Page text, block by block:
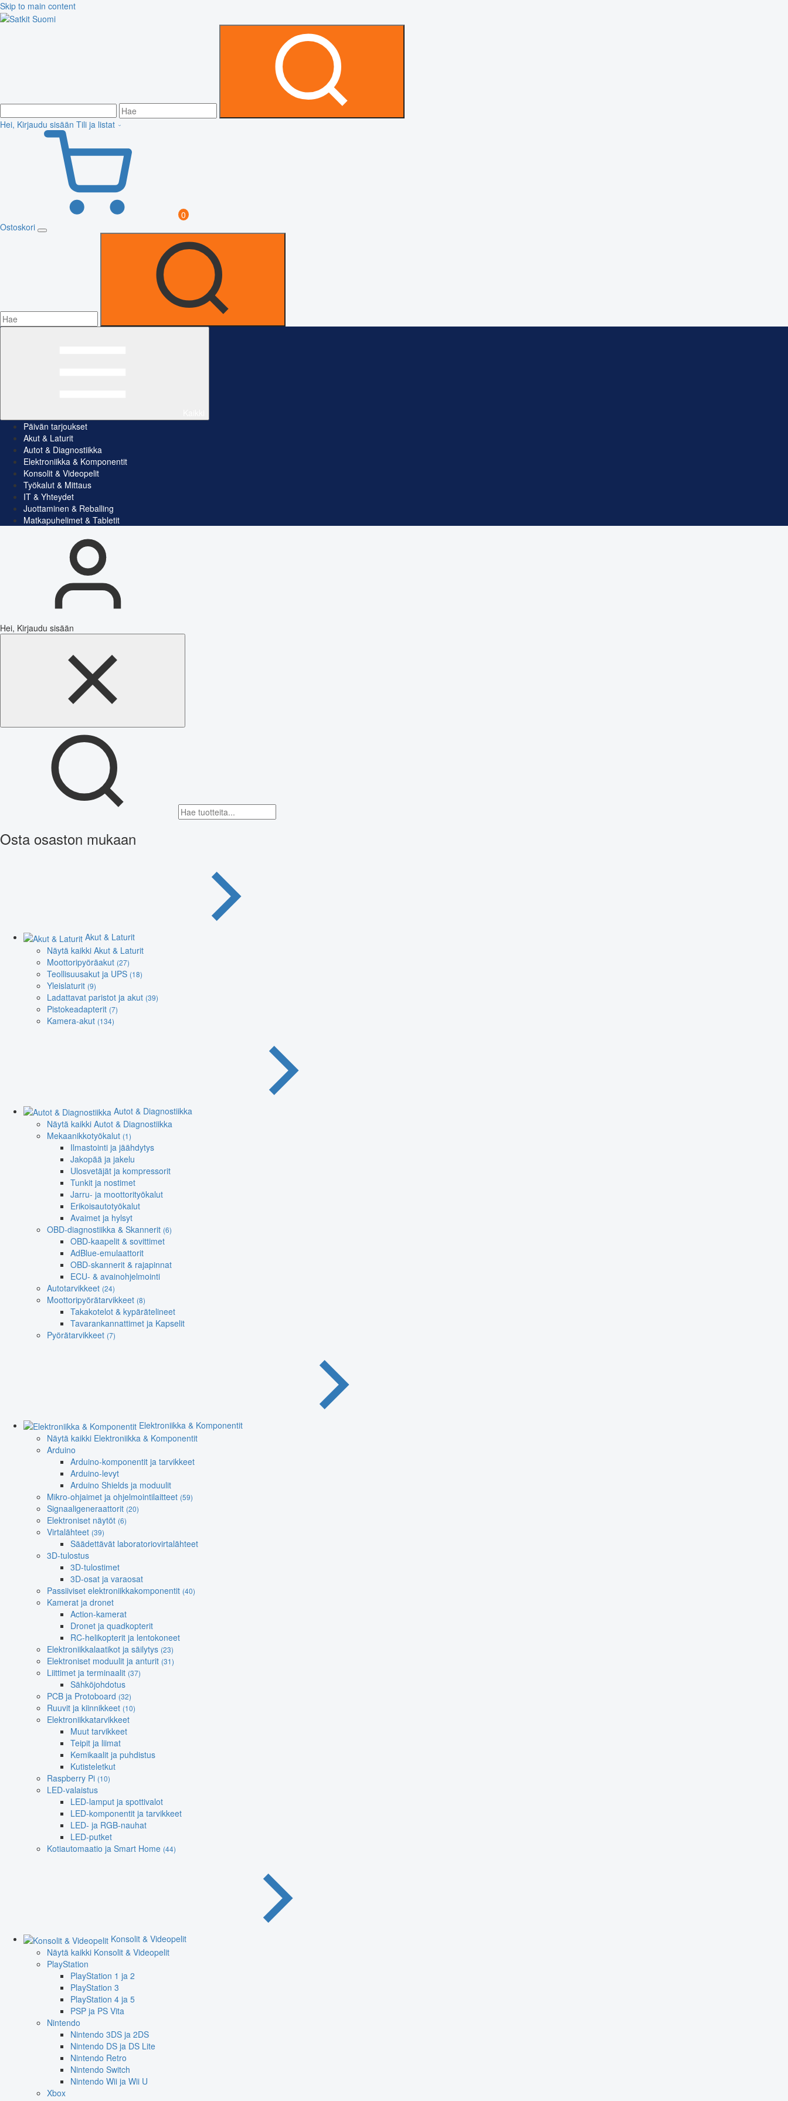
Skip to main content
Hei, Kirjaudu sisään Tili ja listat
0
Ostoskori
Päivän tarjoukset
Akut & Laturit
Autot & Diagnostiikka
Elektroniikka & Komponentit
Konsolit & Videopelit
Työkalut & Mittaus
IT & Yhteydet
Juottaminen & Reballing
Matkapuhelimet & Tabletit
Hei, Kirjaudu sisään
Osta osaston mukaan
Akut & Laturit
Näytä kaikki Akut & Laturit
Moottoripyöräakut (27)
Teollisuusakut ja UPS (18)
Yleislaturit (9)
Ladattavat paristot ja akut (39)
Pistokeadapterit (7)
Kamera-akut (134)
Autot & Diagnostiikka
Näytä kaikki Autot & Diagnostiikka
Mekaanikkotyökalut (1)
Ilmastointi ja jäähdytys
Jakopää ja jakelu
Ulosvetäjät ja kompressorit
Tunkit ja nostimet
Jarru- ja moottorityökalut
Erikoisautotyökalut
Avaimet ja hylsyt
OBD-diagnostiikka & Skannerit (6)
OBD-kaapelit & sovittimet
AdBlue-emulaattorit
OBD-skannerit & rajapinnat
ECU- & avainohjelmointi
Autotarvikkeet (24)
Moottoripyörätarvikkeet (8)
Takakotelot & kypärätelineet
Tavarankannattimet ja Kapselit
Pyörätarvikkeet (7)
Elektroniikka & Komponentit
Näytä kaikki Elektroniikka & Komponentit
Arduino
Arduino-komponentit ja tarvikkeet
Arduino-levyt
Arduino Shields ja moduulit
Mikro-ohjaimet ja ohjelmointilaitteet (59)
Signaaligeneraattorit (20)
Elektroniset näytöt (6)
Virtalähteet (39)
Säädettävät laboratoriovirtalähteet
3D-tulostus
3D-tulostimet
3D-osat ja varaosat
Passiiviset elektroniikkakomponentit (40)
Kamerat ja dronet
Action-kamerat
Dronet ja quadkopterit
RC-helikopterit ja lentokoneet
Elektroniikkalaatikot ja säilytys (23)
Elektroniset moduulit ja anturit (31)
Liittimet ja terminaalit (37)
Sähköjohdotus
PCB ja Protoboard (32)
Ruuvit ja kiinnikkeet (10)
Elektroniikkatarvikkeet
Muut tarvikkeet
Teipit ja liimat
Kemikaalit ja puhdistus
Kutisteletkut
Raspberry Pi (10)
LED-valaistus
LED-lamput ja spottivalot
LED-komponentit ja tarvikkeet
LED- ja RGB-nauhat
LED-putket
Kotiautomaatio ja Smart Home (44)
Konsolit & Videopelit
Näytä kaikki Konsolit & Videopelit
PlayStation
PlayStation 1 ja 2
PlayStation 3
PlayStation 4 ja 5
PSP ja PS Vita
Nintendo
Nintendo 3DS ja 2DS
Nintendo DS ja DS Lite
Nintendo Retro
Nintendo Switch
Nintendo Wii ja Wii U
Xbox